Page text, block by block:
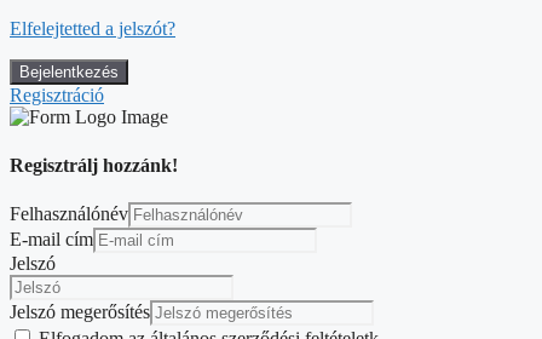
Elfelejtetted a jelszót?
Regisztráció
Regisztrálj hozzánk!
Felhasználónév
E-mail cím
Jelszó
Jelszó megerősítés